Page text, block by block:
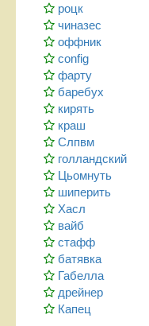
роцк
чиназес
оффник
config
фарту
баребух
кирять
краш
Слпвм
голландский
Цьомнуть
шиперить
Хасл
вайб
стафф
батявка
Габелла
дрейнер
Капец